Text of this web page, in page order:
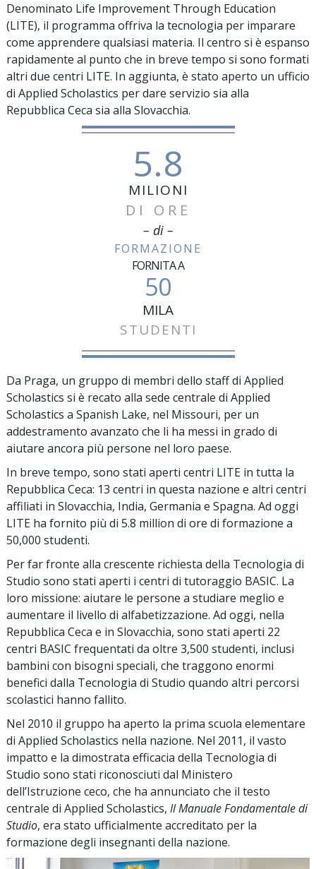
Denominato Life Improvement Through Education
(LITE), il programma offriva la tecnologia per imparare
come apprendere qualsiasi materia. Il centro si è espanso
rapidamente al punto che in breve tempo si sono formati
altri due centri LITE. In aggiunta, è stato aperto un ufficio
di Applied Scholastics per dare servizio sia alla
Repubblica Ceca sia alla Slovacchia.
5.8
MILIONI
DI ORE
– di –
FORMAZIONE
FORNITA A
50
MILA
STUDENTI
Da Praga, un gruppo di membri dello staff di Applied
Scholastics si è recato alla sede centrale di Applied
Scholastics a Spanish Lake, nel Missouri, per un
addestramento avanzato che li ha messi in grado di
aiutare ancora più persone nel loro paese.
In breve tempo, sono stati aperti centri LITE in tutta la
Repubblica Ceca: 13 centri in questa nazione e altri centri
affiliati in Slovacchia, India, Germania e Spagna. Ad oggi
LITE ha fornito più di 5.8 million di ore di formazione a
50,000 studenti.
Per far fronte alla crescente richiesta della Tecnologia di
Studio sono stati aperti i centri di tutoraggio BASIC. La
loro missione: aiutare le persone a studiare meglio e
aumentare il livello di alfabetizzazione. Ad oggi, nella
Repubblica Ceca e in Slovacchia, sono stati aperti 22
centri BASIC frequentati da oltre 3,500 studenti, inclusi
bambini con bisogni speciali, che traggono enormi
benefici dalla Tecnologia di Studio quando altri percorsi
scolastici hanno fallito.
Nel 2010 il gruppo ha aperto la prima scuola elementare
di Applied Scholastics nella nazione. Nel 2011, il vasto
impatto e la dimostrata efficacia della Tecnologia di
Studio sono stati riconosciuti dal Ministero
dell’Istruzione ceco, che ha annunciato che il testo
centrale di Applied Scholastics, Il Manuale Fondamentale di
Studio, era stato ufficialmente accreditato per la
formazione degli insegnanti della nazione.